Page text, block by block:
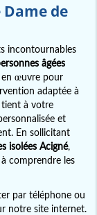
de
incontournables
âgées
œuvre pour
adaptée à
tient à votre
et
En sollicitant
isolées Acigné,
comprendre les
par téléphone ou
notre site internet.